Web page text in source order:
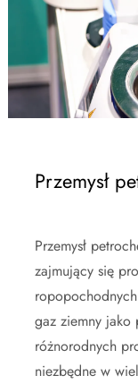
Przemysł
Przemysł
zajmujący się
gaz ziemny jako
różnorodnych
niezbędne w